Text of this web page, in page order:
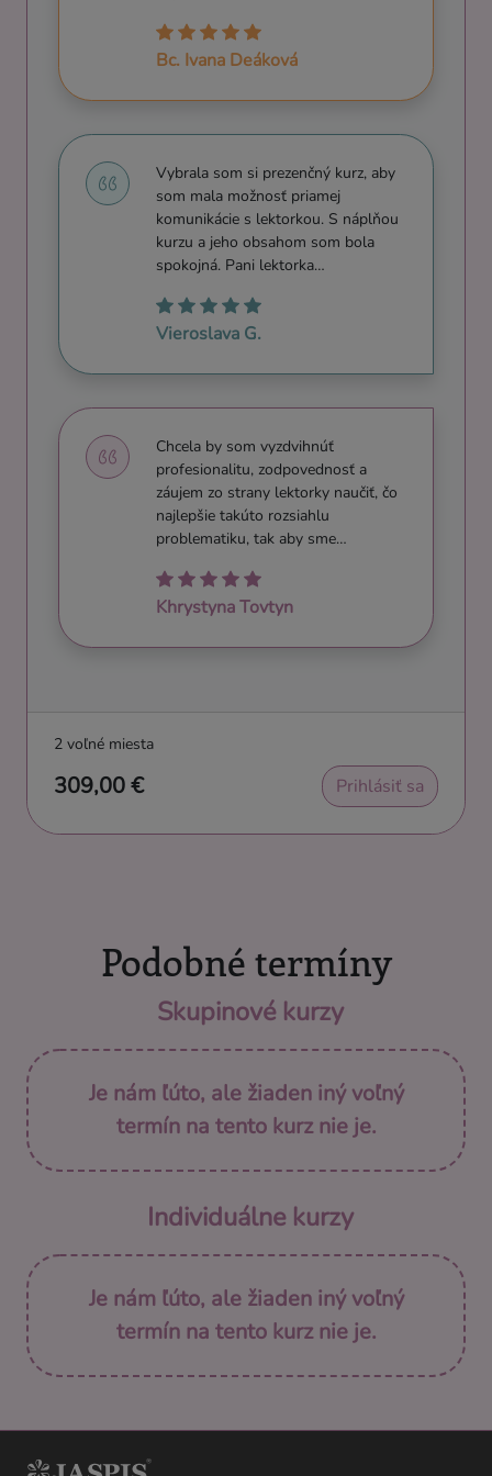
Bc. Ivana Deáková
Vybrala som si prezenčný kurz, aby
som mala možnosť priamej
komunikácie s lektorkou. S náplňou
kurzu a jeho obsahom som bola
spokojná. Pani lektorka…
Vieroslava G.
Chcela by som vyzdvihnúť
profesionalitu, zodpovednosť a
záujem zo strany lektorky naučiť, čo
najlepšie takúto rozsiahlu
problematiku, tak aby sme…
Khrystyna Tovtyn
2 voľné miesta
309,00 € Prihlásiť sa
Podobné termíny
Skupinové kurzy
Je nám ľúto, ale žiaden iný voľný
termín na tento kurz nie je.
Individuálne kurzy
Je nám ľúto, ale žiaden iný voľný
termín na tento kurz nie je.